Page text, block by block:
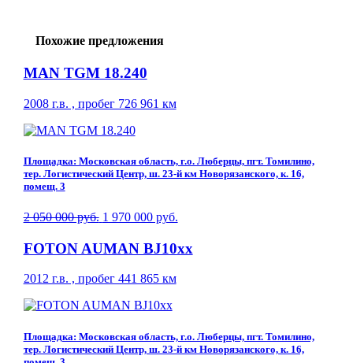
Похожие предложения
MAN TGM 18.240
2008 г.в. , пробег 726 961 км
Площадка: Московская область, г.о. Люберцы, пгт. Томилино,
тер. Логистический Центр, ш. 23-й км Новорязанского, к. 16,
помещ. 3
2 050 000 руб. 1 970 000 руб.
FOTON AUMAN BJ10xx
2012 г.в. , пробег 441 865 км
Площадка: Московская область, г.о. Люберцы, пгт. Томилино,
тер. Логистический Центр, ш. 23-й км Новорязанского, к. 16,